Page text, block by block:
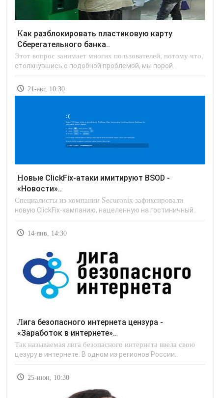
Как разблокировать пластиковую карту
Сберегательного банка..
Этот вопрос занимает многих пользователей, потому что,
столкнувшись с подобной проблемой, мы порой..
21-авг, 10:30
Новые ClickFix-атаки имитируют BSOD -
«Новости»..
Специалисты из компании Securonix зафиксировали
новую ClickFix-кампанию, нацеленную на гостиничный..
14-янв, 14:30
Лига безопасного интернета цензура -
«Заработок в интернете»..
Так называемая лига безопасного интернета ввела свою
цезуру в интернете. В одном из регионов России..
25-июн, 10:30